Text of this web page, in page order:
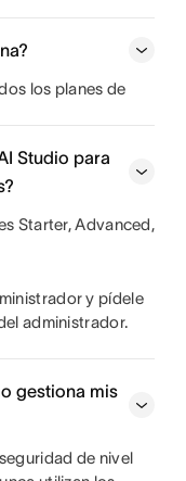
los planes de
Studio para
Starter, Advanced,
y pídele
administrador.
gestiona mis
de nivel